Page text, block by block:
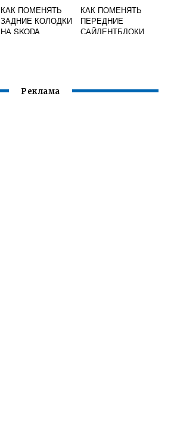
КАК ПОМЕНЯТЬ
ЗАДНИЕ КОЛОДКИ
НА SKODA
КАК ПОМЕНЯТЬ
ПЕРЕДНИЕ
САЙЛЕНТБЛОКИ
Реклама